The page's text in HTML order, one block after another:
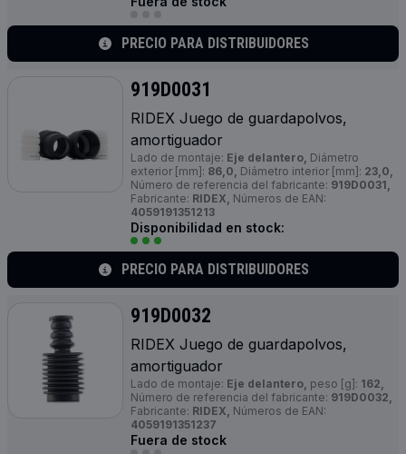
PRECIO PARA DISTRIBUIDORES
919D0031
RIDEX Juego de guardapolvos,
amortiguador
Lado de montaje: Eje delantero, Diámetro
exterior [mm]: 86,0, Diámetro interior [mm]: 23,0,
Número de referencia del fabricante: 919D0031,
Fabricante: RIDEX, Números de EAN:
4059191351213
Disponibilidad en stock:
PRECIO PARA DISTRIBUIDORES
919D0032
RIDEX Juego de guardapolvos,
amortiguador
Lado de montaje: Eje delantero, peso [g]: 162,
Número de referencia del fabricante: 919D0032,
Fabricante: RIDEX, Números de EAN:
4059191351237
Fuera de stock